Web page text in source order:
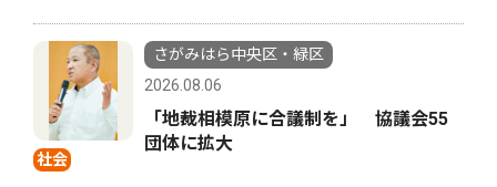
社会
さがみはら中央区・緑区
2026.08.06
「地裁相模原に合議制を」 協議会55
団体に拡大